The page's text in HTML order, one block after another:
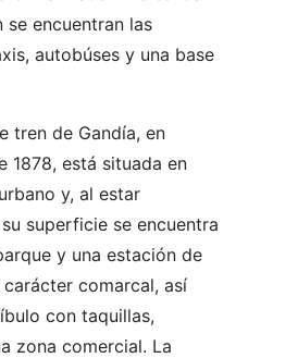
se encuentran las
autobúses y una base
tren de Gandía, en
1878, está situada en
y, al estar
superficie se encuentra
y una estación de
comarcal, así
con taquillas,
zona comercial. La